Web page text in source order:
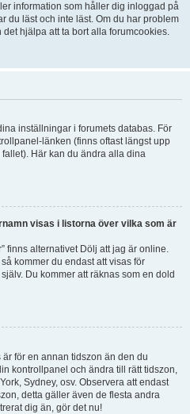
information som håller dig inloggad på
du läst och inte läst. Om du har problem
hjälpa att ta bort alla forumcookies.
inställningar i forumets databas. För
länken (finns oftast längst upp
Här kan du ändra alla dina
visas i listorna över vilka som är
finns alternativet Dölj att jag är online.
kommer du endast att visas för
Du kommer att räknas som en dold
för en annan tidszon än den du
kontrollpanel och ändra till rätt tidszon,
Sydney, osv. Observera att endast
detta gäller även de flesta andra
dig än, gör det nu!